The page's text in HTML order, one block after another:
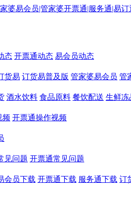
态 开票通动态 易会员动态
货易 订货易普及版 管家婆易会员 管
酒水饮料 食品原料 餐饮配送 生鲜冻
频 开票通操作视频
见问题 开票通常见问题
会员下载 开票通下载 服务通下载 订